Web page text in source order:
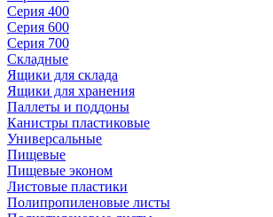
Серия 400
Серия 600
Серия 700
Складные
Ящики для склада
Ящики для хранения
Паллеты и поддоны
Канистры пластиковые
Универсальные
Пищевые
Пищевые эконом
Листовые пластики
Полипропиленовые листы